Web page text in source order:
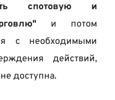
спотовую и
и потом
с необходимыми
действий,
доступна.